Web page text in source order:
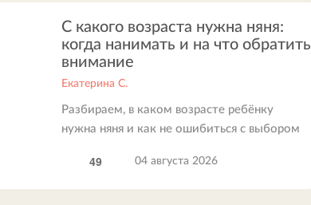
С какого возраста нужна няня:
когда нанимать и на что обратить
внимание
Екатерина С.
Разбираем, в каком возрасте ребёнку
нужна няня и как не ошибиться с выбором
49 04 августа 2026